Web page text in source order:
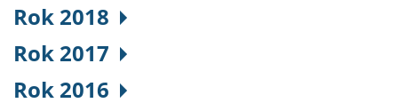
Rok 2018
Rok 2017
Rok 2016